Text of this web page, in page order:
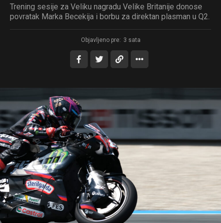
Trening sesije za Veliku nagradu Velike Britanije donose
povratak Marka Becekija i borbu za direktan plasman u Q2.
Objavljeno pre: 3 sata